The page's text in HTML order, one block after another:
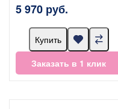
5 970 руб.
Купить
Заказать в 1 клик